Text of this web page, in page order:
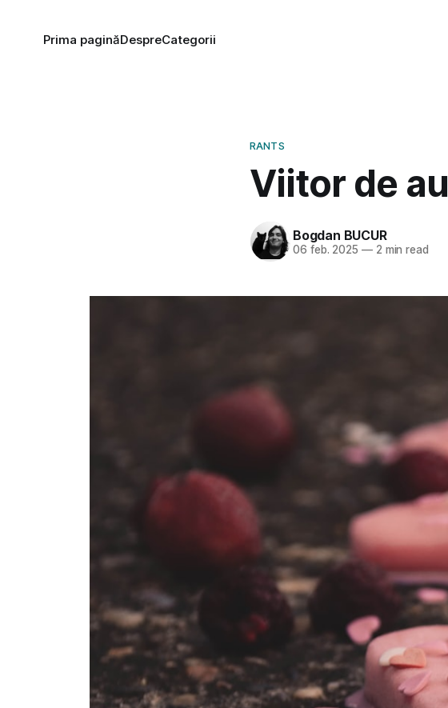
Prima paginăDespreCategorii
RANTS
Viitor de
Bogdan BUCUR
06 feb. 2025 —2 min read